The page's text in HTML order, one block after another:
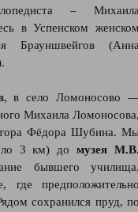
–
в Успенском
Брауншвейгов
, в село Ломоносово
Михаила
Фёдора Шубина.
3 км) домузея
бывшего
сохранился пруд,